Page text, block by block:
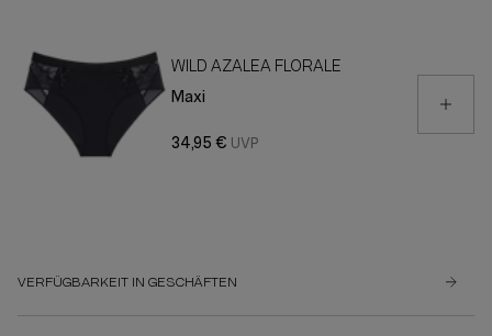
VERFÜGBARKEIT IN GESCHÄFTEN
WILD AZALEA FLORALE
Maxi
34,95 €